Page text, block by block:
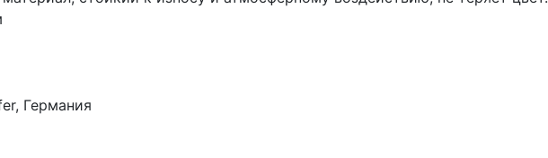
Германия